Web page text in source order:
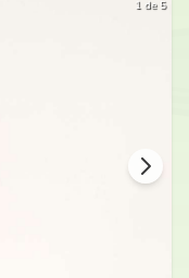
1 de 5